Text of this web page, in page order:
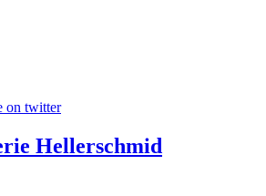
on twitter
Hellerschmid